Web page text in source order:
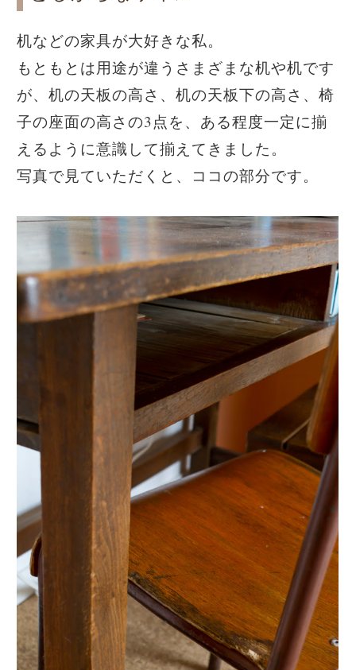
机などの家具が大好きな私。
もともとは用途が違うさまざまな机や机です
が、机の天板の高さ、机の天板下の高さ、椅
子の座面の高さの3点を、ある程度一定に揃
えるように意識して揃えてきました。
写真で見ていただくと、ココの部分です。